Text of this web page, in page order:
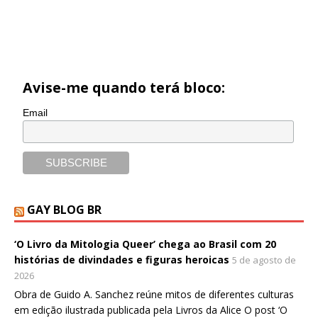
Avise-me quando terá bloco:
Email
GAY BLOG BR
‘O Livro da Mitologia Queer’ chega ao Brasil com 20
histórias de divindades e figuras heroicas 5 de agosto de
2026
Obra de Guido A. Sanchez reúne mitos de diferentes culturas
em edição ilustrada publicada pela Livros da Alice O post ‘O